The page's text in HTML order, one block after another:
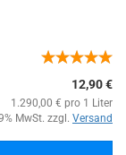
12,90 €
1.290,00 € pro 1 Liter
MwSt. zzgl. Versand